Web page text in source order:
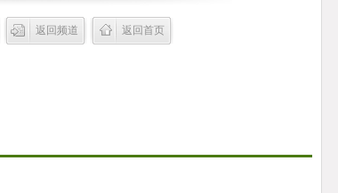
返回频道 返回首页